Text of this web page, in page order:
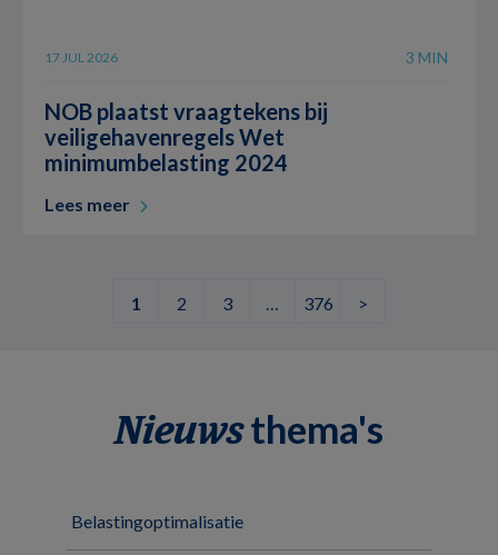
17 JUL 2026 3 MIN
NOB plaatst vraagtekens bij
veiligehavenregels Wet
minimumbelasting 2024
Lees meer
1 2 3 … 376 >
Nieuwsthema's
Belastingoptimalisatie